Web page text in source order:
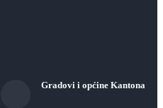
Gradovi i općine Kantona